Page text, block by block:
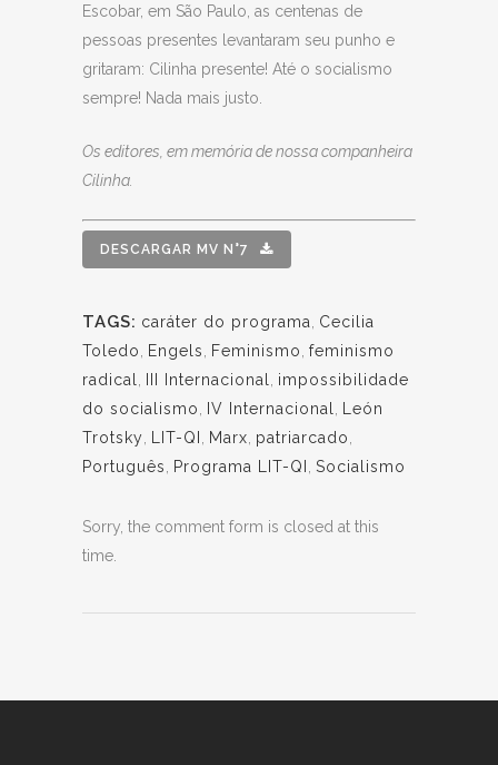
Escobar, em São Paulo, as centenas de
pessoas presentes levantaram seu punho e
gritaram: Cilinha presente! Até o socialismo
sempre! Nada mais justo.
Os editores, em memória de nossa companheira
Cilinha.
DESCARGAR MV N°7
TAGS: caráter do programa
Cecilia
Toledo
Engels Feminismo feminismo
radical
III Internacional
impossibilidade
do socialismo
IV Internacional
León
Trotsky
LIT-QI Marx patriarcado
Português
Programa LIT-QI Socialismo
Sorry, the comment form is closed at this
time.